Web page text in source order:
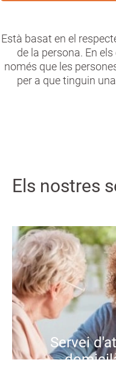
Està basat en el
de la persona. En
només que les
per a que tinguin
Els nostres
Servei